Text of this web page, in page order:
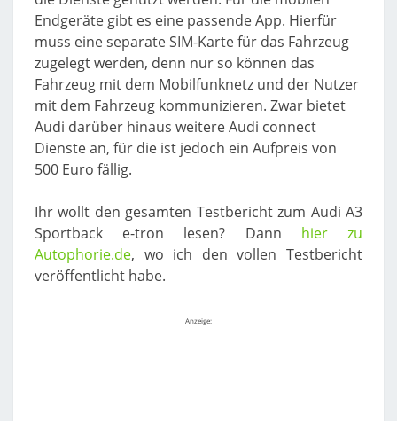
Endgeräte gibt es eine passende App. Hierfür
muss eine separate SIM-Karte für das Fahrzeug
zugelegt werden, denn nur so können das
Fahrzeug mit dem Mobilfunknetz und der Nutzer
mit dem Fahrzeug kommunizieren. Zwar bietet
Audi darüber hinaus weitere Audi connect
Dienste an, für die ist jedoch ein Aufpreis von
500 Euro fällig.
Ihr wollt den gesamten Testbericht zum Audi A3
Sportback e-tron lesen? Dann hier zu
Autophorie.de, wo ich den vollen Testbericht
veröffentlicht habe.
Anzeige: